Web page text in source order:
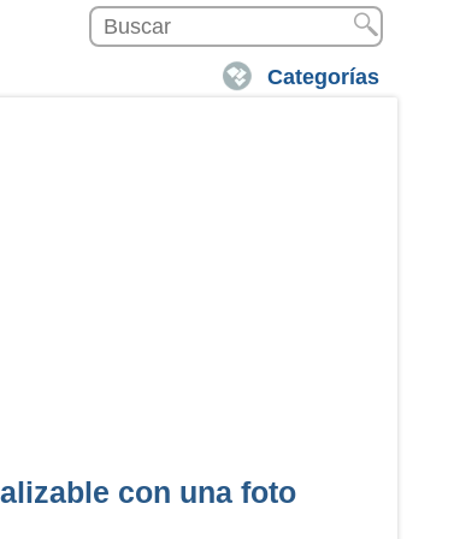
Categorías
con una foto